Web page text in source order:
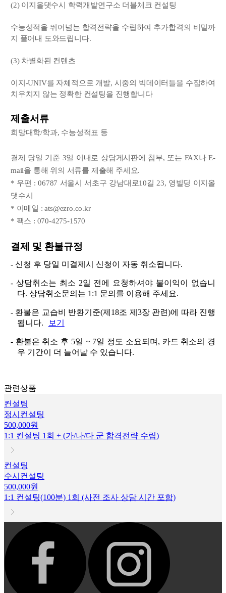
(2) 이지올댓수시 학력개발연구소 더블체크 컨설팅
수능성적을 뛰어넘는 합격전략을 수립하여 추가합격의 비밀까
지 풀어내 도와드립니다.
(3) 차별화된 컨텐츠
이지-UNIV를 자체적으로 개발, 시중의 빅데이터들을 수집하여
치우치지 않는 정확한 컨설팅을 진행합니다
제출서류
희망대학/학과, 수능성적표 등
결제 당일 기준 3일 이내로 상담게시판에 첨부, 또는 FAX나 E-
mail을 통해 위의 서류를 제출해 주세요.
* 우편 : 06787 서울시 서초구 강남대로10길 23, 영빌딩 이지올
댓수시
* 이메일 : ats@ezro.co.kr
* 팩스 : 070-4275-1570
결제 및 환불규정
- 신청 후 당일 미결제시 신청이 자동 취소됩니다.
- 상담취소는 최소 2일 전에 요청하셔야 불이익이 없습니
다. 상담취소문의는 1:1 문의를 이용해 주세요.
- 환불은 교습비 반환기준(제18조 제3장 관련)에 따라 진행
됩니다.
보기
- 환불은 취소 후 5일 ~ 7일 정도 소요되며, 카드 취소의 경
우 기간이 더 늘어날 수 있습니다.
관련상품
컨설팅
정시컨설팅
500,000원
1:1 컨설팅 1회 + (가/나/다 군 합격전략 수립)
컨설팅
수시컨설팅
500,000원
1:1 컨설팅(100분) 1회 (사전 조사 상담 시간 포함)